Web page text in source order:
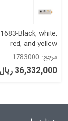
Black, white,
red, and yellow
مرجع: 1783000
36,332,000 ریال